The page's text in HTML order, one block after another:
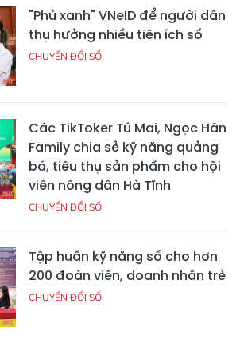
"Phủ xanh" VNeID để người dân
thụ hưởng nhiều tiện ích số
CHUYỂN ĐỔI SỐ
Các TikToker Tú Mai, Ngọc Hân
Family chia sẻ kỹ năng quảng
bá, tiêu thụ sản phẩm cho hội
viên nông dân Hà Tĩnh
CHUYỂN ĐỔI SỐ
Tập huấn kỹ năng số cho hơn
200 đoàn viên, doanh nhân trẻ
CHUYỂN ĐỔI SỐ